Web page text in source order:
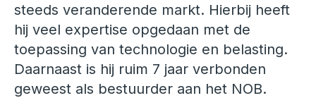
steeds veranderende markt. Hierbij heeft
hij veel expertise opgedaan met de
toepassing van technologie en belasting.
Daarnaast is hij ruim 7 jaar verbonden
geweest als bestuurder aan het NOB.